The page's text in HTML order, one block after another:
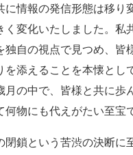
に情報の発信形態は移り
く変化いたしました。私
独自の視点で見つめ、皆
を添えることを本懐とし
月の中で、皆様と共に歩
何物にも代えがたい至宝
閉鎖という苦渋の決断に